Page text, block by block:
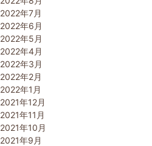
2022年7月
2022年6月
2022年5月
2022年4月
2022年3月
2022年2月
2022年1月
2021年12月
2021年11月
2021年10月
2021年9月